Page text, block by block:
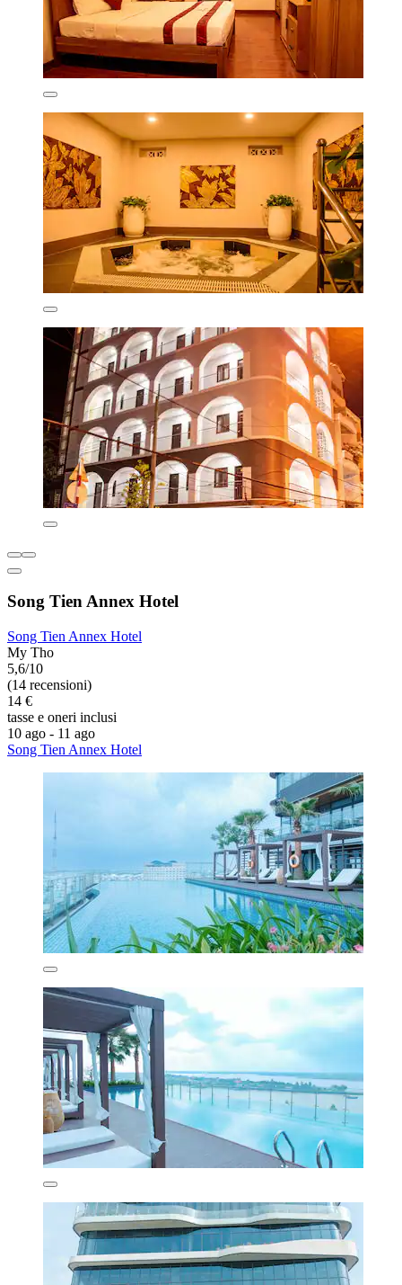
Song Tien Annex Hotel
Song Tien Annex Hotel
My Tho
5,6/10
(14 recensioni)
14 €
tasse e oneri inclusi
10 ago - 11 ago
Song Tien Annex Hotel